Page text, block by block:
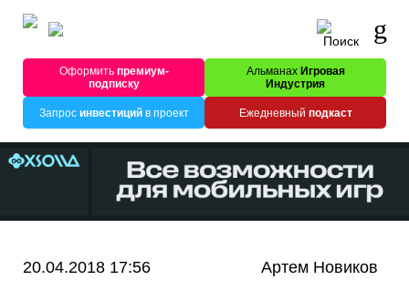
Оформитьпремиум-
подписку
Альманах Игровая
Индустрия
Запрос инвестицийв проект Ежедневный подкаст
20.04.2018 17:56 Артем Новиков